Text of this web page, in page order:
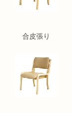
合皮張り